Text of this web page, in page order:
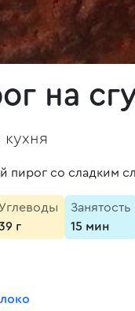
на
кухня
пирог со сладким
Углеводы
г
Занятость
15 мин